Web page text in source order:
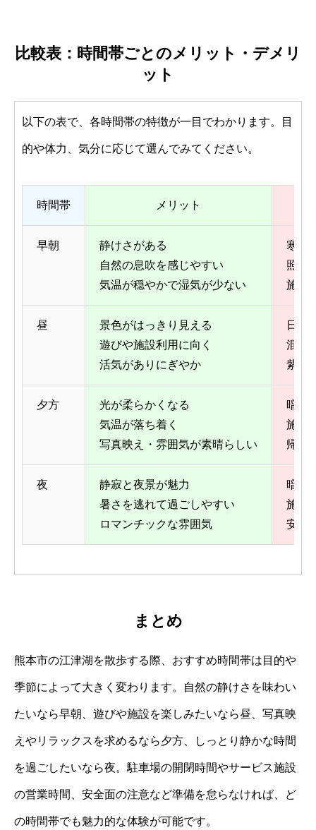
比較表：時間帯ごとのメリット・デメリ
ット
以下の表で、各時間帯の特徴が一目でわかります。目
的や体力、気分に応じて選んでみてください。
時間帯 メリット
早朝
静けさがある
自然の息吹を感じやすい
気温が穏やかで湿気が少ない
寒さ
照明
施設
昼
景色がはっきり見える
遊びや施設利用に向く
活気がありにぎやか
日差
混雑
紫外
夕方
光が柔らかくなる
気温が落ち着く
写真映え・雰囲気が素晴らしい
暗く
施設
帰路
夜
静寂と夜景が魅力
暑さを逃れて過ごしやすい
ロマンチックな雰囲気
暗く
施設
安全
まとめ
熊本市の江津湖を散歩する際、おすすめ時間帯は目的や
季節によって大きく変わります。自然の静けさを味わい
たいなら早朝、遊びや施設を楽しみたいなら昼、写真映
えやリラックスを求めるなら夕方、しっとり静かな時間
を過ごしたいなら夜。駐車場の開閉時間やサービス施設
の営業時間、安全面の注意など準備を怠らなければ、ど
の時間帯でも魅力的な体験が可能です。